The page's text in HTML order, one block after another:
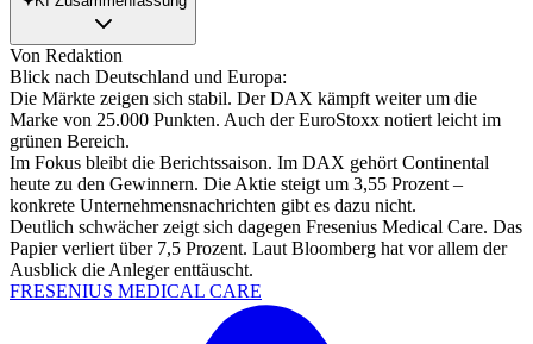
Von Redaktion
Blick nach Deutschland und Europa:
Die Märkte zeigen sich stabil. Der DAX kämpft weiter um die
Marke von 25.000 Punkten. Auch der EuroStoxx notiert leicht im
grünen Bereich.
Im Fokus bleibt die Berichtssaison. Im DAX gehört Continental
heute zu den Gewinnern. Die Aktie steigt um 3,55 Prozent –
konkrete Unternehmensnachrichten gibt es dazu nicht.
Deutlich schwächer zeigt sich dagegen Fresenius Medical Care. Das
Papier verliert über 7,5 Prozent. Laut Bloomberg hat vor allem der
Ausblick die Anleger enttäuscht.
FRESENIUS MEDICAL CARE